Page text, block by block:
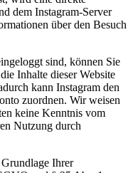
dem Instagram-Server
über den Besuch
sind, können Sie
Inhalte dieser Website
kann Instagram den
zuordnen. Wir weisen
keine Kenntnis vom
Nutzung durch
Ihrer